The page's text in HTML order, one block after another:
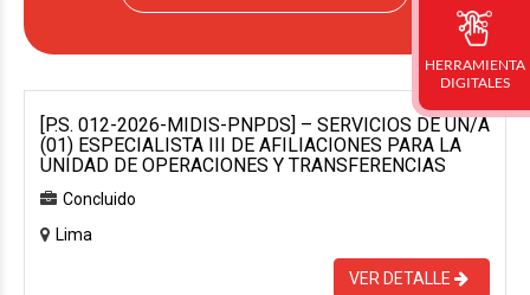
[P.S. 012-2026-MIDIS-PNPDS] – SERVICIOS DE UN/A
(01) ESPECIALISTA III DE AFILIACIONES PARA LA
UNIDAD DE OPERACIONES Y TRANSFERENCIAS
Concluido
Lima
VER DETALLE
HERRAMIENTA
DIGITALES